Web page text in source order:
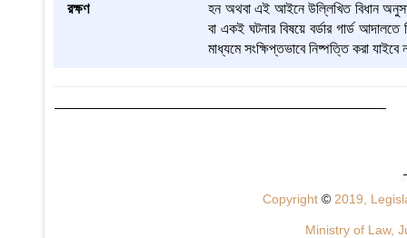
রক্ষণ
হন অথবা এই আইনে উল্লিখিত বিধান
বা একই ঘটনার বিষয়ে বর্ডার গার্ড
মাধ্যমে সংক্ষিপ্তভাবে নিষ্পত্তি করা যাইবে
Copyright © 2019,
Ministry of Law,